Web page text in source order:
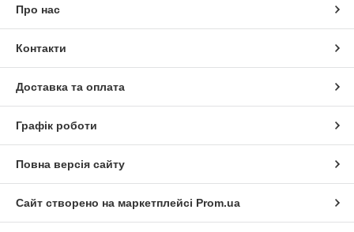
Про нас
Контакти
Доставка та оплата
Графік роботи
Повна версія сайту
Сайт створено на маркетплейсі Prom.ua